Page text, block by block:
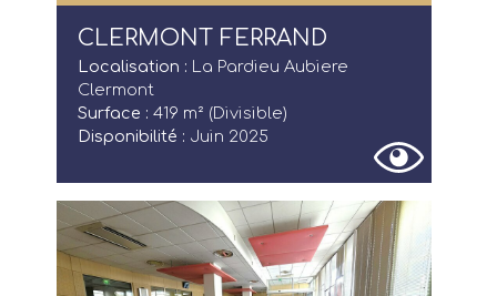
CLERMONT FERRAND
Localisation : La Pardieu Aubiere
Clermont
Surface : 419 m² (Divisible)
Disponibilité : Juin 2025